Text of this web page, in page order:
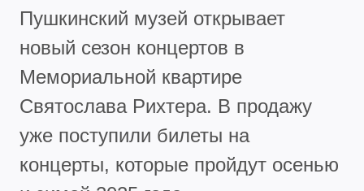
Пушкинский музей открывает
новый сезон концертов в
Мемориальной квартире
Святослава Рихтера. В продажу
уже поступили билеты на
концерты, которые пройдут осенью